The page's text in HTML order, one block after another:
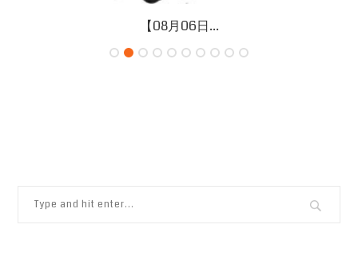
【08月06日...